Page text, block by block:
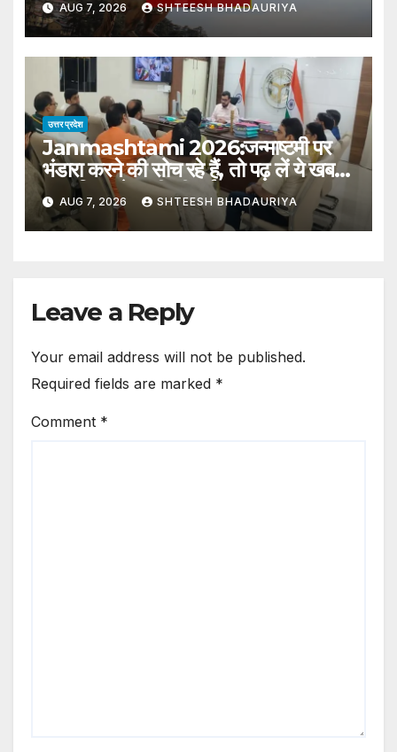
People Following A Teenage
Girl’s Suicide
AUG 7, 2026 SHTEESH BHADAURIYA
उत्तर प्रदेश
Janmashtami 2026:जन्माष्टमी पर
भंडारा करने की सोच रहे हैं, तो पढ़ लें ये खबर;
नगर निगम ने जारी की नई गाइडलाइन –
Mathura Issues New
Janmashtami Bhandara
AUG 7, 2026 SHTEESH BHADAURIYA
Leave a Reply
Your email address will not be published.
Required fields are marked *
Comment *